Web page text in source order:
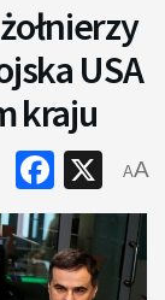
USA
kraju
X
AA